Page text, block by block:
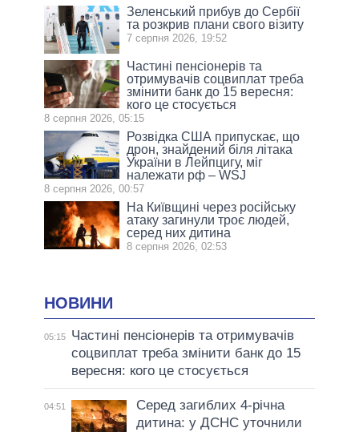
Зеленський прибув до Сербії
та розкрив плани свого візиту
7 серпня 2026, 19:52
Частині пенсіонерів та
отримувачів соцвиплат треба
змінити банк до 15 вересня:
кого це стосується
8 серпня 2026, 05:15
Розвідка США припускає, що
дрон, знайдений біля літака
України в Лейпцигу, міг
належати рф – WSJ
8 серпня 2026, 00:57
На Київщині через російську
атаку загинули троє людей,
серед них дитина
8 серпня 2026, 02:53
НОВИНИ
05:15
Частині пенсіонерів та отримувачів
соцвиплат треба змінити банк до 15
вересня: кого це стосується
04:51
Серед загиблих 4-річна
дитина: у ДСНС уточнили